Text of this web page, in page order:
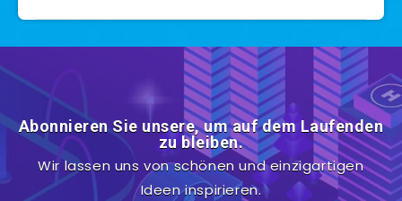
Abonnieren Sie unsere, um auf dem Laufenden
zu bleiben.
Wir lassen uns von schönen und einzigartigen
Ideen inspirieren.